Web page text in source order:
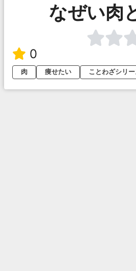
なぜい肉
0
肉
痩せたい ことわざシリ